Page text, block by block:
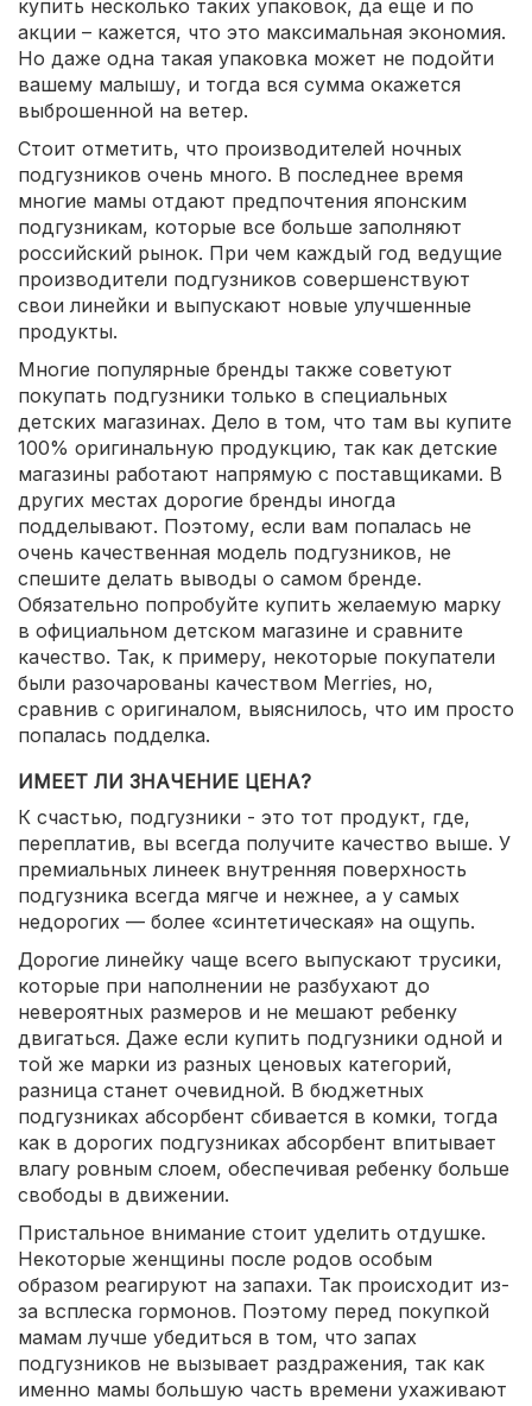
купить несколько таких упаковок, да еще и по
акции – кажется, что это максимальная экономия.
Но даже одна такая упаковка может не подойти
вашему малышу, и тогда вся сумма окажется
выброшенной на ветер.
Стоит отметить, что производителей ночных
подгузников очень много. В последнее время
многие мамы отдают предпочтения японским
подгузникам, которые все больше заполняют
российский рынок. При чем каждый год ведущие
производители подгузников совершенствуют
свои линейки и выпускают новые улучшенные
продукты.
Многие популярные бренды также советуют
покупать подгузники только в специальных
детских магазинах. Дело в том, что там вы купите
100% оригинальную продукцию, так как детские
магазины работают напрямую с поставщиками. В
других местах дорогие бренды иногда
подделывают. Поэтому, если вам попалась не
очень качественная модель подгузников, не
спешите делать выводы о самом бренде.
Обязательно попробуйте купить желаемую марку
в официальном детском магазине и сравните
качество. Так, к примеру, некоторые покупатели
были разочарованы качеством Merries, но,
сравнив с оригиналом, выяснилось, что им просто
попалась подделка.
ИМЕЕТ ЛИ ЗНАЧЕНИЕ ЦЕНА?
К счастью, подгузники - это тот продукт, где,
переплатив, вы всегда получите качество выше. У
премиальных линеек внутренняя поверхность
подгузника всегда мягче и нежнее, а у самых
недорогих — более «синтетическая» на ощупь.
Дорогие линейку чаще всего выпускают трусики,
которые при наполнении не разбухают до
невероятных размеров и не мешают ребенку
двигаться. Даже если купить подгузники одной и
той же марки из разных ценовых категорий,
разница станет очевидной. В бюджетных
подгузниках абсорбент сбивается в комки, тогда
как в дорогих подгузниках абсорбент впитывает
влагу ровным слоем, обеспечивая ребенку больше
свободы в движении.
Пристальное внимание стоит уделить отдушке.
Некоторые женщины после родов особым
образом реагируют на запахи. Так происходит из-
за всплеска гормонов. Поэтому перед покупкой
мамам лучше убедиться в том, что запах
подгузников не вызывает раздражения, так как
именно мамы большую часть времени ухаживают